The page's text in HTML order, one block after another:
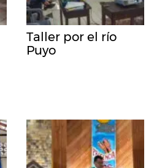
Taller por el río
Puyo